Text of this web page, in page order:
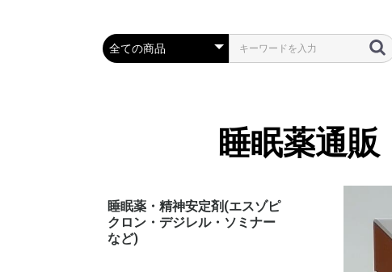
睡眠薬通
睡眠薬・精神安定剤(エスゾピ
クロン・デジレル・ソミナー
など)